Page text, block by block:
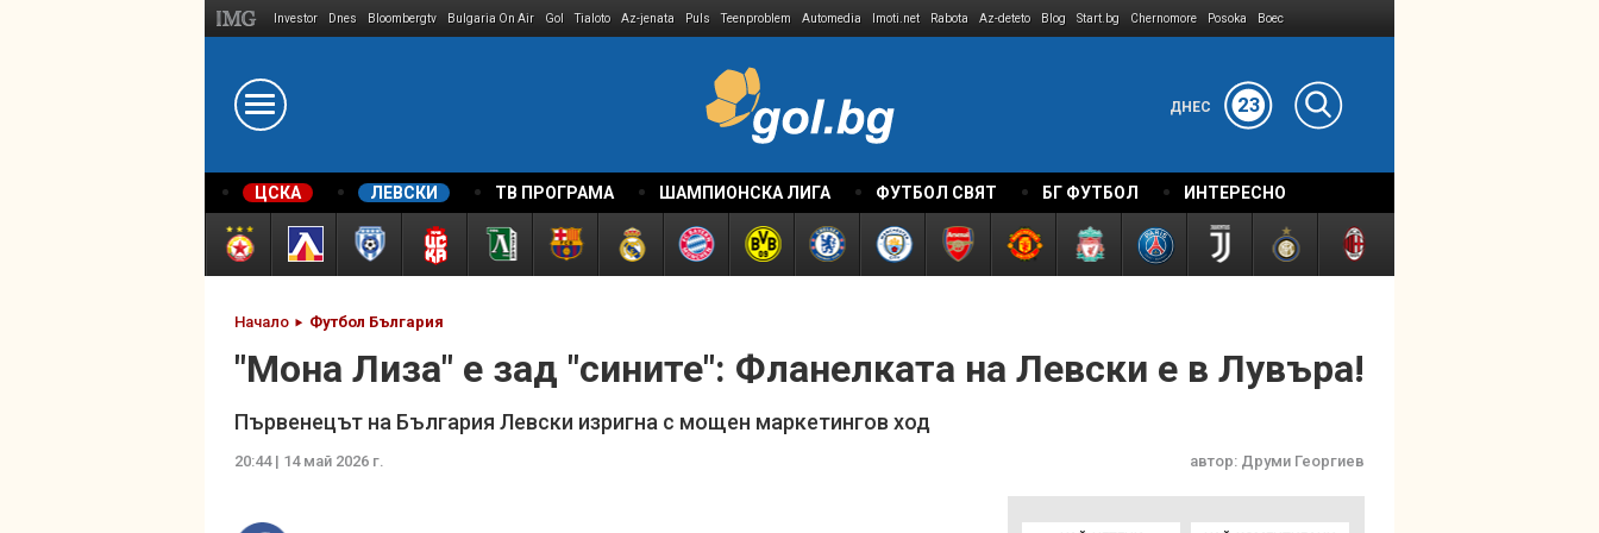
Investor Dnes Bloombergtv Bulgaria On Air Gol Tialoto Az-jenata Puls Teenproblem Automedia Imoti.net Rabota Az-deteto Blog Start.bg Chernomore Posoka Boec
ДНЕС 23
ЦСКА ЛЕВСКИ ТВ ПРОГРАМА ШАМПИОНСКА ЛИГА ФУТБОЛ СВЯТ БГ ФУТБОЛ ИНТЕРЕСНО
Начало Футбол България
"Мона Лиза" е зад "сините": Фланелката на Левски е в Лувъра!
Първенецът на България Левски изригна с мощен маркетингов ход
20:44 | 14 май 2026 г. автор: Друми Георгиев